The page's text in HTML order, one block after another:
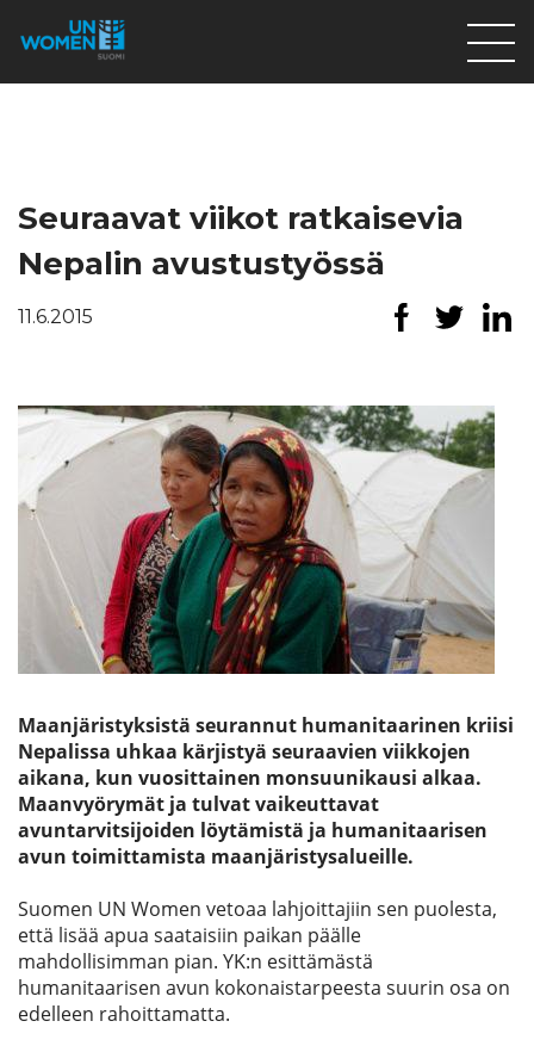
Ajankohtaista
Lahjoita
Etsi
Seuraavat viikot ratkaisevia
Nepalin avustustyössä
11.6.2015
Maanjäristyksistä seurannut humanitaarinen kriisi
Nepalissa uhkaa kärjistyä seuraavien viikkojen
aikana, kun vuosittainen monsuunikausi alkaa.
Maanvyörymät ja tulvat vaikeuttavat
avuntarvitsijoiden löytämistä ja humanitaarisen
avun toimittamista maanjäristysalueille.
Suomen UN Women vetoaa lahjoittajiin sen puolesta,
että lisää apua saataisiin paikan päälle
mahdollisimman pian. YK:n esittämästä
humanitaarisen avun kokonaistarpeesta suurin osa on
edelleen rahoittamatta.